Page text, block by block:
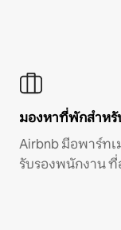
มองหาที่พักสำหรั
Airbnb มีอพาร์ท
รับรองพนักงาน